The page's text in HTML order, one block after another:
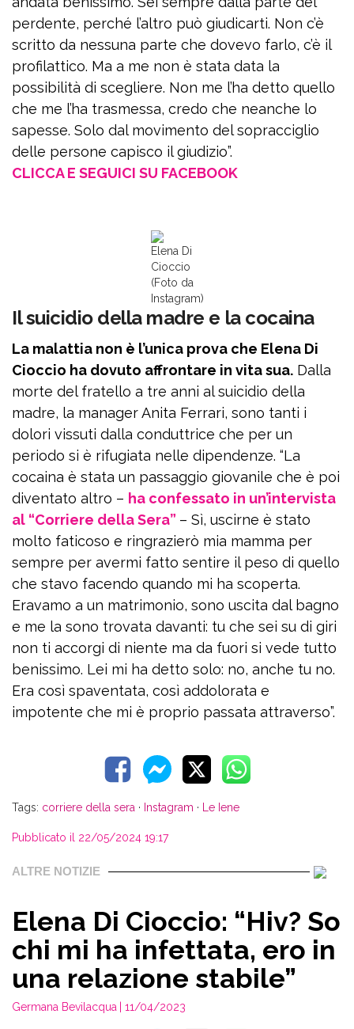
perdente, perché l’altro può giudicarti. Non c’è
scritto da nessuna parte che dovevo farlo, c’è il
profilattico. Ma a me non è stata data la
possibilità di scegliere. Non me l’ha detto quello
che me l’ha trasmessa, credo che neanche lo
sapesse. Solo dal movimento del sopracciglio
delle persone capisco il giudizio”.
CLICCA E SEGUICI SU FACEBOOK
Elena Di
Cioccio
(Foto da
Instagram)
Il suicidio della madre e la cocaina
La malattia non è l’unica prova che Elena Di
Cioccio ha dovuto affrontare in vita sua. Dalla
morte del fratello a tre anni al suicidio della
madre, la manager Anita Ferrari, sono tanti i
dolori vissuti dalla conduttrice che per un
periodo si è rifugiata nelle dipendenze. “La
cocaina è stata un passaggio giovanile che è poi
diventato altro – ha confessato in un’intervista
al “Corriere della Sera” – Sì, uscirne è stato
molto faticoso e ringrazierò mia mamma per
sempre per avermi fatto sentire il peso di quello
che stavo facendo quando mi ha scoperta.
Eravamo a un matrimonio, sono uscita dal bagno
e me la sono trovata davanti: tu che sei su di giri
non ti accorgi di niente ma da fuori si vede tutto
benissimo. Lei mi ha detto solo: no, anche tu no.
Era così spaventata, così addolorata e
impotente che mi è proprio passata attraverso”.
Tags: corriere della sera · Instagram · Le Iene
Pubblicato il 22/05/2024 19:17
ALTRE NOTIZIE
Elena Di Cioccio: “Hiv? So
chi mi ha infettata, ero in
una relazione stabile”
Germana Bevilacqua | 11/04/2023